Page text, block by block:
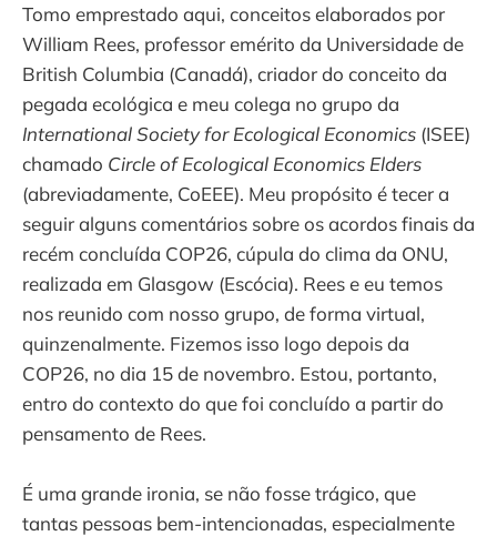
Tomo emprestado aqui, conceitos elaborados por
William Rees, professor emérito da Universidade de
British Columbia (Canadá), criador do conceito da
pegada ecológica e meu colega no grupo da
International Society for Ecological Economics (ISEE)
chamado Circle of Ecological Economics Elders
(abreviadamente, CoEEE). Meu propósito é tecer a
seguir alguns comentários sobre os acordos finais da
recém concluída COP26, cúpula do clima da ONU,
realizada em Glasgow (Escócia). Rees e eu temos
nos reunido com nosso grupo, de forma virtual,
quinzenalmente. Fizemos isso logo depois da
COP26, no dia 15 de novembro. Estou, portanto,
entro do contexto do que foi concluído a partir do
pensamento de Rees.
É uma grande ironia, se não fosse trágico, que
tantas pessoas bem-intencionadas, especialmente